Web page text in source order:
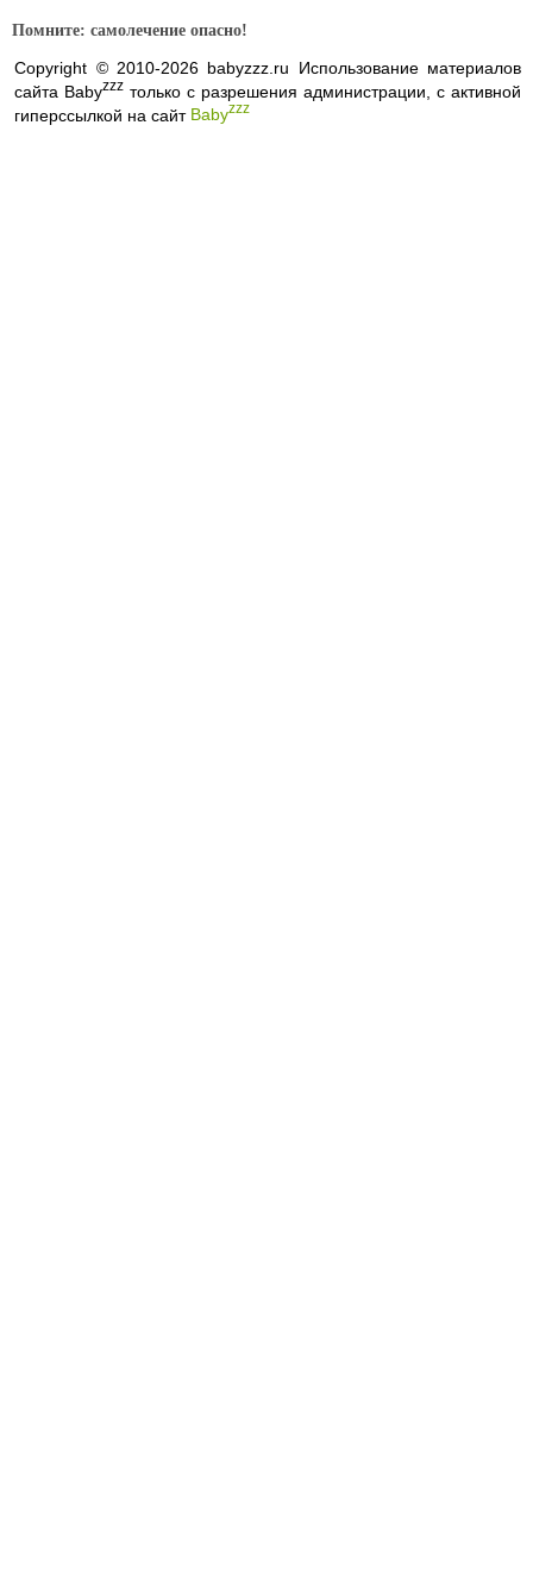
Помните: самолечение опасно!
Copyright © 2010-2026 babyzzz.ru Использование материалов
сайта Babyzzz только с разрешения администрации, с активной
гиперссылкой на сайт Babyzzz